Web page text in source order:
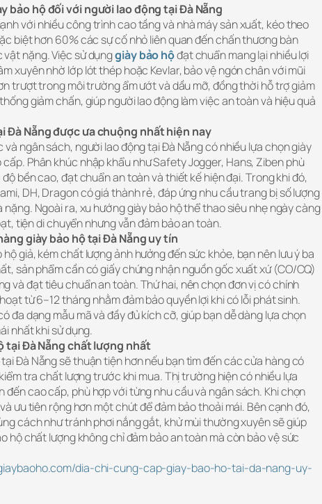
bảo hộ đối với người lao động tại Đà Nẵng
với nhiều công trình cao tầng và nhà máy sản xuất, kéo theo
biệt hơn 60% các sự cố nhỏ liên quan đến chấn thương bàn
nặng. Việc sử dụnggiày bảo hộđạt chuẩn mang lại nhiều lợi
xuyên nhờ lớp lót thép hoặc Kevlar, bảo vệ ngón chân với mũi
trượt trong môi trường ẩm ướt và dầu mỡ, đồng thời hỗ trợ giảm
giảm chấn, giúp người lao động làm việc an toàn và hiệu quả
Đà Nẵng được ưa chuộng nhất hiện nay
ngân sách, người lao động tại Đà Nẵng có nhiều lựa chọn giày
Phân khúc nhập khẩu như Safety Jogger, Hans, Ziben phù
bền cao, đạt chuẩn an toàn và thiết kế hiện đại. Trong khi đó,
DH, Dragon có giá thành rẻ, đáp ứng nhu cầu trang bị số lượng
nặng. Ngoài ra, xu hướng giày bảo hộ thể thao siêu nhẹ ngày càng
tiện di chuyển nhưng vẫn đảm bảo an toàn.
giày bảo hộ tại Đà Nẵng uy tín
giả, kém chất lượng ảnh hưởng đến sức khỏe, bạn nên lưu ý ba
sản phẩm cần có giấy chứng nhận nguồn gốc xuất xứ (CO/CQ)
và đạt tiêu chuẩn an toàn. Thứ hai, nên chọn đơn vị có chính
từ 6–12 tháng nhằm đảm bảo quyền lợi khi có lỗi phát sinh.
đa dạng mẫu mã và đầy đủ kích cỡ, giúp bạn dễ dàng lựa chọn
nhất khi sử dụng.
tại Đà Nẵng chất lượng nhất
Đà Nẵng sẽ thuận tiện hơn nếu bạn tìm đến các cửa hàng có
tra chất lượng trước khi mua. Thị trường hiện có nhiều lựa
đến cao cấp, phù hợp với từng nhu cầu và ngân sách. Khi chọn
ưu tiên rộng hơn một chút để đảm bảo thoải mái. Bên cạnh đó,
cách như tránh phơi nắng gắt, khử mùi thường xuyên sẽ giúp
hộ chất lượng không chỉ đảm bảo an toàn mà còn bảo vệ sức
dia-chi-cung-cap-giay-bao-ho-tai-da-nang-uy-